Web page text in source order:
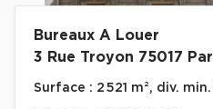
Bureaux A Louer
3 Rue Troyon 75017
Surface : 2 521 m², div. min.